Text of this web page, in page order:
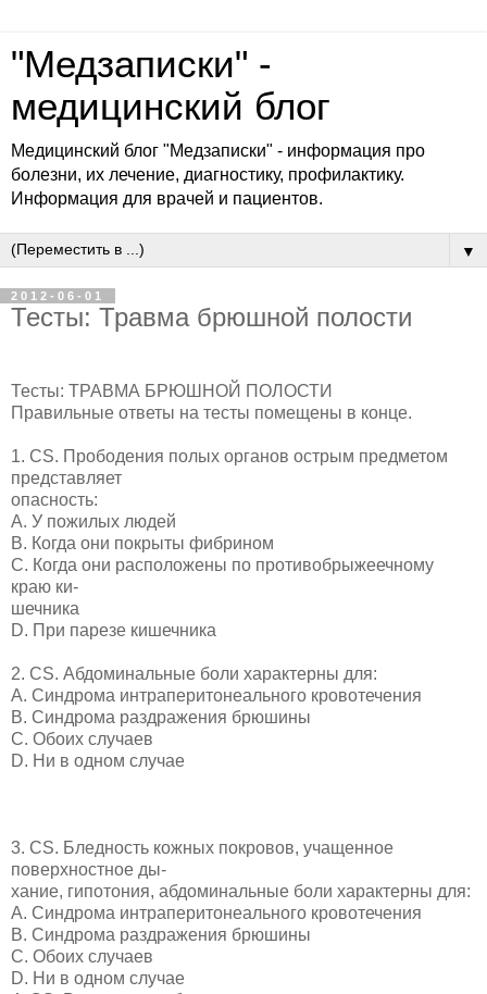
"Медзаписки" -
медицинский блог
Медицинский блог "Медзаписки" - информация про
болезни, их лечение, диагностику, профилактику.
Информация для врачей и пациентов.
▼
2012-06-01
Тесты: Травма брюшной полости
Тесты: ТРАВМА БРЮШНОЙ ПОЛОСТИ
Правильные ответы на тесты помещены в конце.
1. CS. Прободения полых органов острым предметом
представляет
опасность:
A. У пожилых людей
B. Когда они покрыты фибрином
C. Когда они расположены по противобрыжеечному
краю ки-
шечника
D. При парезе кишечника
2. CS. Абдоминальные боли характерны для:
A. Синдрома интраперитонеального кровотечения
B. Синдрома раздражения брюшины
C. Обоих случаев
D. Ни в одном случае
3. CS. Бледность кожных покровов, учащенное
поверхностное ды-
хание, гипотония, абдоминальные боли характерны для:
A. Синдрома интраперитонеального кровотечения
B. Синдрома раздражения брюшины
C. Обоих случаев
D. Ни в одном случае